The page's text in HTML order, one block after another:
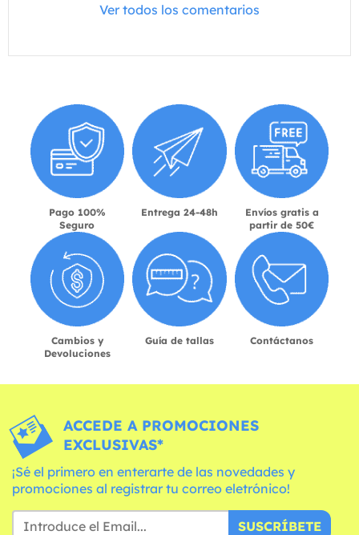
Ver todos los comentarios
Pago 100%
Seguro
Entrega 24-48h
Envíos gratis a
partir de 50€
Cambios y
Devoluciones
Guía de tallas Contáctanos
ACCEDE A PROMOCIONES
EXCLUSIVAS*
¡Sé el primero en enterarte de las novedades y
promociones al registrar tu correo eletrónico!
SUSCRÍBETE